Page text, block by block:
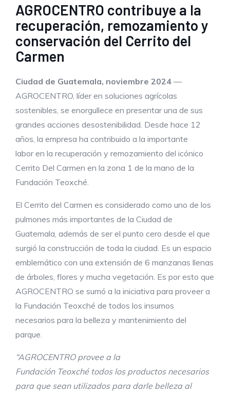
AGROCENTRO contribuye a la
recuperación, remozamiento y
conservación del Cerrito del
Carmen
Ciudad de Guatemala, noviembre 2024 —
AGROCENTRO, líder en soluciones agrícolas
sostenibles, se enorgullece en presentar una de sus
grandes acciones desostenibilidad. Desde hace 12
años, la empresa ha contribuido a la importante
labor en la recuperación y remozamiento del icónico
Cerrito Del Carmen en la zona 1 de la mano de la
Fundación Teoxché.
El Cerrito del Carmen es considerado como uno de los
pulmones más importantes de la Ciudad de
Guatemala, además de ser el punto cero desde el que
surgió la construcción de toda la ciudad. Es un espacio
emblemático con una extensión de 6 manzanas llenas
de árboles, flores y mucha vegetación. Es por esto que
AGROCENTRO se sumó a la iniciativa para proveer a
la Fundación Teoxché de todos los insumos
necesarios para la belleza y mantenimiento del
parque.
“AGROCENTRO provee a la
Fundación Teoxché todos los productos necesarios
para que sean utilizados para darle belleza al